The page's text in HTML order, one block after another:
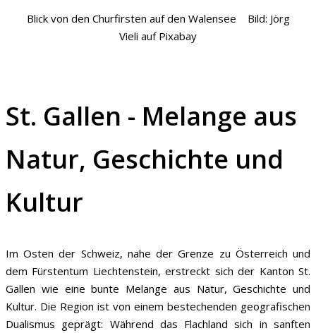
Blick von den Churfirsten auf den Walensee Bild: Jörg
Vieli auf Pixabay
St. Gallen - Melange aus
Natur, Geschichte und
Kultur
Im Osten der Schweiz, nahe der Grenze zu Österreich und
dem Fürstentum Liechtenstein, erstreckt sich der Kanton St.
Gallen wie eine bunte Melange aus Natur, Geschichte und
Kultur. Die Region ist von einem bestechenden geografischen
Dualismus geprägt: Während das Flachland sich in sanften